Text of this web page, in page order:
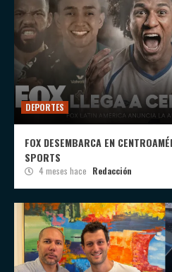
DEPORTES
FOX DESEMBARCA EN
SPORTS
4 meses hace Redacción